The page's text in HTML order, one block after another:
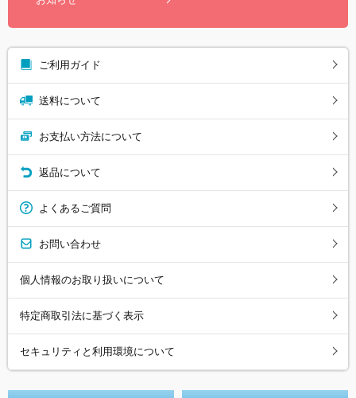
ご利用ガイド
送料について
お支払い方法について
返品について
よくあるご質問
お問い合わせ
個人情報のお取り扱いについて
特定商取引法に基づく表示
セキュリティと利用環境について